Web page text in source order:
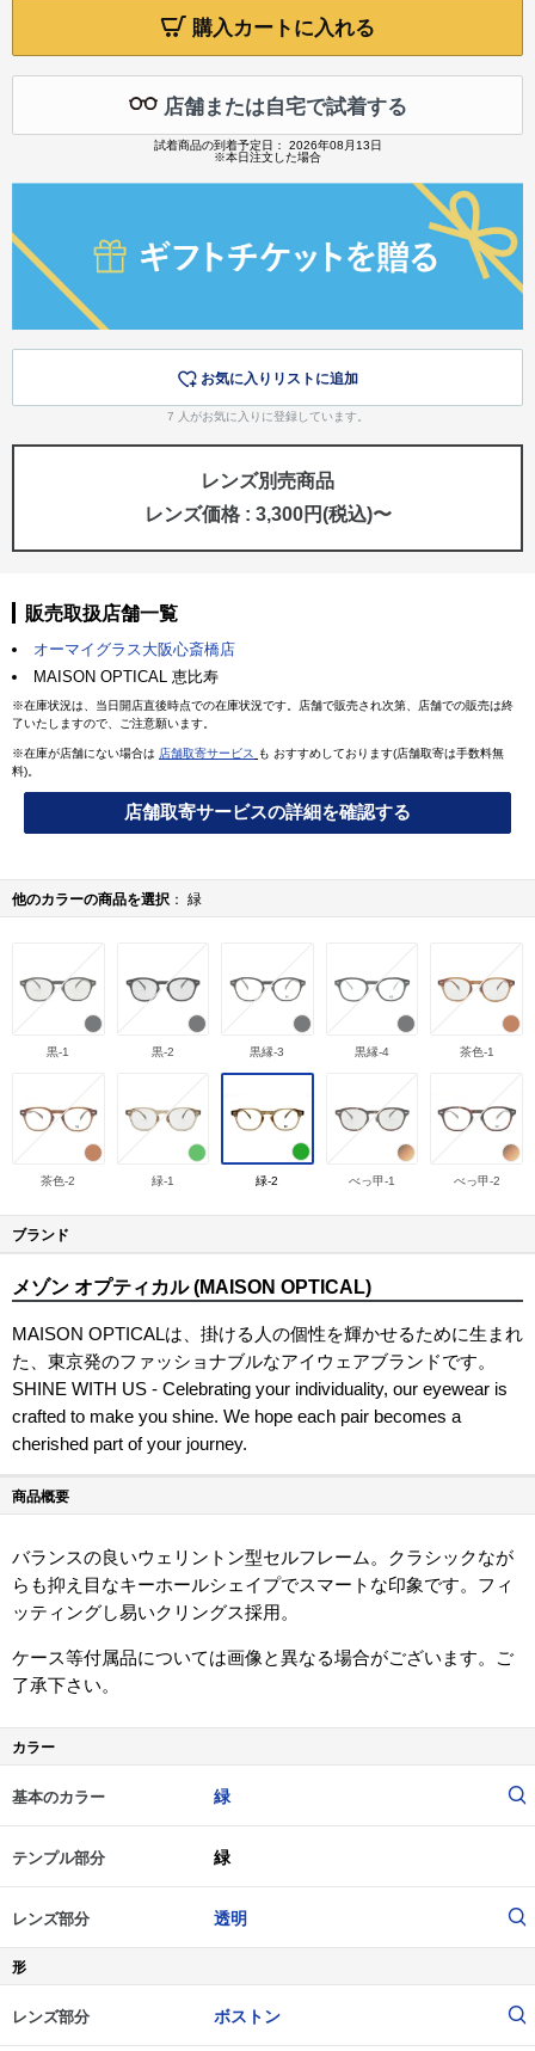
購入カートに入れる
店舗または自宅で試着する
試着商品の到着予定日： 2026年08月13日
※本日注文した場合
お気に入りリストに追加
7 人がお気に入りに登録しています。
レンズ別売商品
レンズ価格 : 3,300円(税込)〜
販売取扱店舗一覧
オーマイグラス大阪心斎橋店
MAISON OPTICAL 恵比寿
※在庫状況は、当日開店直後時点での在庫状況です。店舗で販売され次第、店舗での販売は終
了いたしますので、ご注意願います。
※在庫が店舗にない場合は 店舗取寄サービス
も おすすめしております(店舗取寄は手数料無
料)。
店舗取寄サービスの詳細を確認する
他のカラーの商品を選択 緑
黒-1 黒-2 黒縁-3 黒縁-4 茶色-1
茶色-2 緑-1 緑-2 べっ甲-1 べっ甲-2
ブランド
メゾン オプティカル (MAISON OPTICAL)
MAISON OPTICALは、掛ける人の個性を輝かせるために生まれ
た、東京発のファッショナブルなアイウェアブランドです。
SHINE WITH US - Celebrating your individuality, our eyewear is
crafted to make you shine. We hope each pair becomes a
cherished part of your journey.
商品概要
バランスの良いウェリントン型セルフレーム。クラシックなが
らも抑え目なキーホールシェイプでスマートな印象です。フィ
ッティングし易いクリングス採用。
ケース等付属品については画像と異なる場合がございます。ご
了承下さい。
カラー
基本のカラー 緑
テンプル部分 緑
レンズ部分 透明
形
レンズ部分 ボストン